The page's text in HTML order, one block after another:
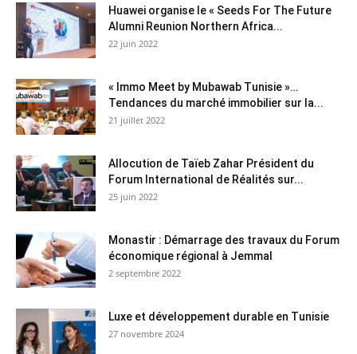
Huawei organise le « Seeds For The Future
Alumni Reunion Northern Africa...
22 juin 2022
« Immo Meet by Mubawab Tunisie »…
Tendances du marché immobilier sur la...
21 juillet 2022
Allocution de Taïeb Zahar Président du
Forum International de Réalités sur...
25 juin 2022
Monastir : Démarrage des travaux du Forum
économique régional à Jemmal
2 septembre 2022
Luxe et développement durable en Tunisie
27 novembre 2024